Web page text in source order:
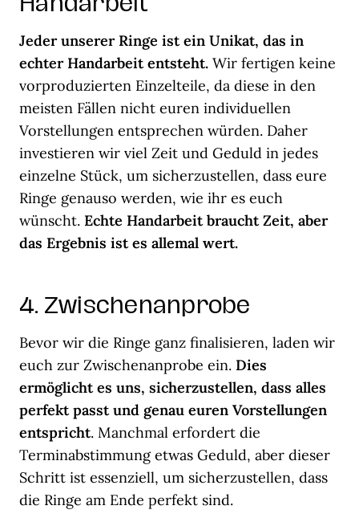
Jeder unserer Ringe ist ein Unikat, das in
echter Handarbeit entsteht. Wir fertigen keine
vorproduzierten Einzelteile, da diese in den
meisten Fällen nicht euren individuellen
Vorstellungen entsprechen würden. Daher
investieren wir viel Zeit und Geduld in jedes
einzelne Stück, um sicherzustellen, dass eure
Ringe genauso werden, wie ihr es euch
wünscht. Echte Handarbeit braucht Zeit, aber
das Ergebnis ist es allemal wert.
4. Zwischenanprobe
Bevor wir die Ringe ganz finalisieren, laden wir
euch zur Zwischenanprobe ein. Dies
ermöglicht es uns, sicherzustellen, dass alles
perfekt passt und genau euren Vorstellungen
entspricht. Manchmal erfordert die
Terminabstimmung etwas Geduld, aber dieser
Schritt ist essenziell, um sicherzustellen, dass
die Ringe am Ende perfekt sind.